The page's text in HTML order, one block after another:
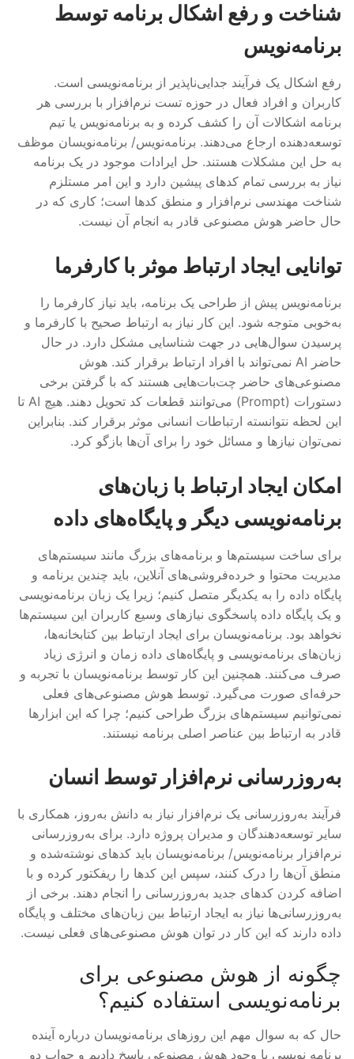
شناخت و رفع اشکال برنامه توسط
برنامه‌نویس
رفع اشکال یک فرآیند جدایی‌ناپذیر از برنامه‌نویسی است.
کاربران و افراد فعال در حوزه تست نرم‌افزار با بررسی هر
برنامه اشکالات آن را کشف کرده و به برنامه‌نویس یا تیم
توسعه‌دهنده ارجاع می‌دهند. برنامه‌نویس/ برنامه‌نویسان موظف
به حل این مشکلات هستند. حل ایرادات موجود در یک برنامه
نیاز به بررسی تمام کدهای پیشین دارد و این امر مستلزم
شناخت مهندسی نرم‌افزار و منطق کدها است؛ کاری که در
حال حاضر هوش مصنوعی قادر به انجام آن نیست.
توانایی ایجاد ارتباط موثر با کارفرما
برنامه‌نویس پیش از طراحی یک برنامه، باید نیاز کارفرما را
به‌خوبی متوجه شود. این کار نیاز به ارتباط صحیح با کارفرما و
پرسیدن سوال‌هایی در جهت شناسایی مشکل دارد. در حال
حاضر AI نمی‌تواند با افراد ارتباط برقرار کند. هوش
مصنوعی‌های حاضر چت‌بات‌هایی هستند که با گرفتن برخی
دستورات (Prompt) می‌توانند قطعات کد تحویل دهند. هیچ AI تا
این لحظه نتوانسته ارتباطات انسانی موثر برقرار کند. بنابراین
نمی‌توان نیازها و مسائل خود را برای آن‌ها بازگو کرد.
امکان ایجاد ارتباط با زبان‌های
برنامه‌نویسی دیگر و پایگاه‌های داده
برای ساخت سیستم‌ها و برنامه‌های بزرگ مانند سیستم‌های
مدیریت محتوا و خرده‌فروشی‌های آنلاین، باید چندین برنامه و
پایگاه داده را به یکدیگر متصل کنیم؛ زیرا یک زبان برنامه‌نویسی
و یک پایگاه داده پاسخگوی نیازهای وسیع کاربران این سیستم‌ها
نخواهد بود. برنامه‌نویسان برای ایجاد ارتباط بین کتابخانه‌ها،
زبان‌های برنامه‌نویسی و پایگاه‌های داده زمان و انرژی زیاد
صرف می‌کنند. همچنین این کار توسط برنامه‌نویسان با تجربه و
حرفه‌ای صورت می‌گیرد. توسط هوش مصنوعی‌های فعلی
نمی‌توانیم سیستم‌های بزرگ طراحی کنیم؛ چرا که این ابزارها
قادر به ارتباط بین عناصر اصلی برنامه نیستند.
به‌روزرسانی نرم‌افزار توسط انسان
فرآیند به‌روزرسانی یک نرم‌افزار نیاز به دانش به‌روز، همکاری با
سایر توسعه‌دهندگان و مدیران پروژه دارد. برای به‌روزرسانی
نرم‌افزار برنامه‌نویس/ برنامه‌نویسان باید کدهای نوشته‌شده و
منطق آن‌ها را درک کنند، سپس این کدها را ریفکتور کرده و با
اضافه کردن کدهای جدید به‌روزرسانی را انجام دهند. برخی از
به‌روزرسانی‌ها نیاز به ایجاد ارتباط بین زبان‌های مختلف و پایگاه
داده دارند که این کار در توان هوش مصنوعی‌های فعلی نیست.
چگونه از هوش مصنوعی برای
برنامه‌نویسی استفاده کنیم؟
حال که به سوال مهم این روزهای برنامه‌نویسان درباره آینده
برنامه نویسی با وجود هوش مصنوعی پاسخ دادیم و جواب دو